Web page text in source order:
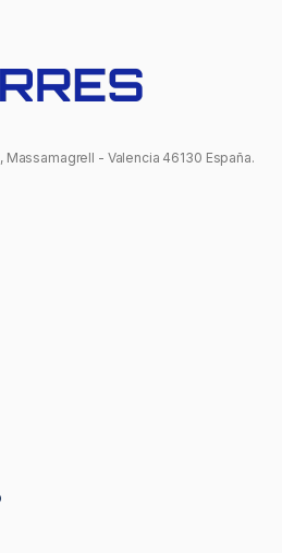
Massamagrell - Valencia 46130 España.